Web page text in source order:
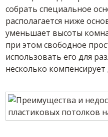
собрать специальное
располагается ниже
уменьшает высоты
при этом свободное
использовать его для
несколько